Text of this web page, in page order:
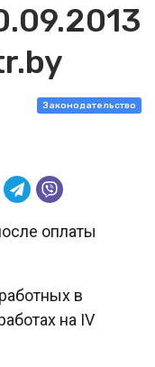
Законодательство
оплаты
в
на IV